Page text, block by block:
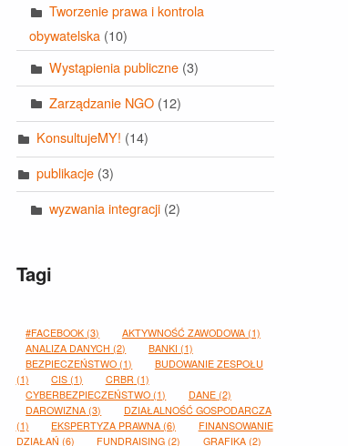
Tworzenie prawa i kontrola
obywatelska(10)
Wystąpienia publiczne (3)
Zarządzanie NGO (12)
KonsultujeMY! (14)
publikacje(3)
wyzwania integracji (2)
Tagi
#FACEBOOK (3) AKTYWNOŚĆ ZAWODOWA(1)
ANALIZA DANYCH (2) BANKI (1)
BEZPIECZEŃSTWO (1)
BUDOWANIE ZESPOŁU
(1)
CIS (1) CRBR (1)
CYBERBEZPIECZEŃSTWO (1) DANE(2)
DAROWIZNA (3)
DZIAŁALNOŚĆ GOSPODARCZA
(1)
EKSPERTYZA PRAWNA (6)
FINANSOWANIE
DZIAŁAŃ (6) FUNDRAISING (2) GRAFIKA(2)